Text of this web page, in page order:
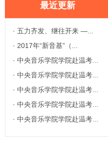
最近更新
· 五力齐发、继往开来 —...
· 2017年“新音基”（...
· 中央音乐学院学院赴温考...
· 中央音乐学院学院赴温考...
· 中央音乐学院学院赴温考...
· 中央音乐学院学院赴温考...
· 中央音乐学院学院赴温考...